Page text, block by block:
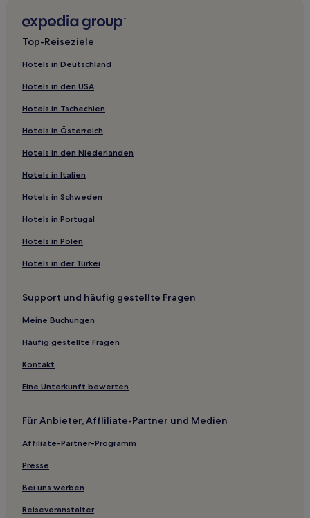
2-Sterne-Hotels in Lonavala
5-Sterne-Hotels in Lonavala
3-Sterne-Hotels in Versova
3-Sterne-Hotels in Malad
3-Sterne-Hotels in Diveagar Beach
2-Sterne-Hotels in Diveagar Beach
2-Sterne-Hotels in Thane
5-Sterne-Hotels in Veer Nariman Road
5-Sterne-Hotels in Colaba Causeway
3-Sterne-Hotels in Vile Parle
3-Sterne-Hotels in Andheri West
3-Sterne-Hotels in Dadar
B&B in Pune
Gasthäuser in Pune
Hostels in Pune
Business in Matheran
Hotels mit Pool in Matheran
Hotels mit Parkplatz in Grant Road
Günstige in Grant Road
Business nahe Diveagar Beach
Günstige nahe Murud Beach
Günstige in Ganpatipule
Top-Reiseziele
Hotels in Deutschland
Hotels in den USA
Hotels in Tschechien
Hotels in Österreich
Hotels in den Niederlanden
Hotels in Italien
Hotels in Schweden
Hotels in Portugal
Hotels in Polen
Hotels in der Türkei
Support und häufig gestellte Fragen
Meine Buchungen
Häufig gestellte Fragen
Kontakt
Eine Unterkunft bewerten
Für Anbieter, Affliliate-Partner und Medien
Affiliate-Partner-Programm
Presse
Bei uns werben
Reiseveranstalter